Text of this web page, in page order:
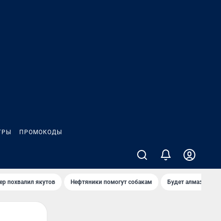
ПРОМОКОДЫ
похвалил якутов Нефтяники помогут собакам Будет алмазный